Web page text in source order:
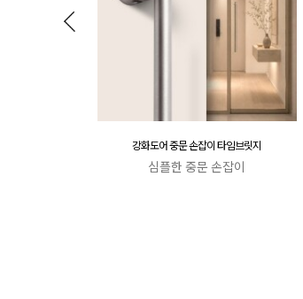
강화도어 중문 손잡이 타임브릿지
심플한 중문 손잡이